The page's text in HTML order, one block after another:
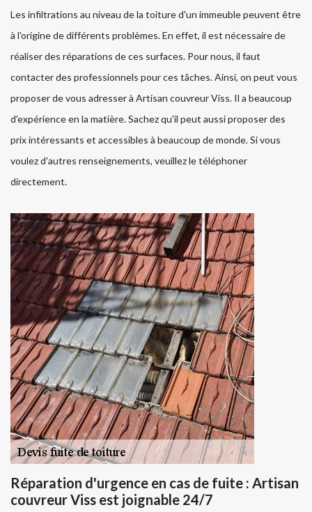
Les infiltrations au niveau de la toiture d'un immeuble peuvent être
à l'origine de différents problèmes. En effet, il est nécessaire de
réaliser des réparations de ces surfaces. Pour nous, il faut
contacter des professionnels pour ces tâches. Ainsi, on peut vous
proposer de vous adresser à Artisan couvreur Viss. Il a beaucoup
d'expérience en la matière. Sachez qu'il peut aussi proposer des
prix intéressants et accessibles à beaucoup de monde. Si vous
voulez d'autres renseignements, veuillez le téléphoner
directement.
Réparation d'urgence en cas de fuite : Artisan
couvreur Viss est joignable 24/7